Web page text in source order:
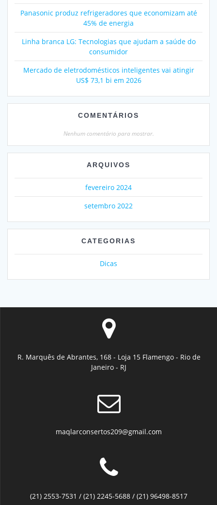
Panasonic produz refrigeradores que economizam até
45% de energia
Linha branca LG: Tecnologias que ajudam a saúde do
consumidor
Mercado de eletrodomésticos inteligentes vai atingir
US$ 73,1 bi em 2026
COMENTÁRIOS
Nenhum comentário para mostrar.
ARQUIVOS
fevereiro 2024
setembro 2022
CATEGORIAS
Dicas
R. Marquês de Abrantes, 168 - Loja 15 Flamengo - Rio de
Janeiro - RJ
maqlarconsertos209@gmail.com
(21) 2553-7531 / (21) 2245-5688 / (21) 96498-8517